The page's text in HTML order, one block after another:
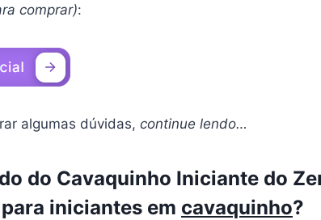
comprar):
algumas dúvidas, continue lendo…
do Cavaquinho Iniciante do
iniciantes em cavaquinho?